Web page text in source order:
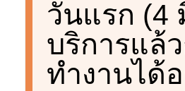
วันแรก (4
บริการแล้
ทำงานได้